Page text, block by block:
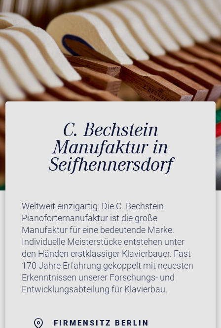
C. Bechstein
Manufaktur in
Seifhennersdorf
Weltweit einzigartig: Die C. Bechstein
Pianofortemanufaktur ist die große
Manufaktur für eine bedeutende Marke.
Individuelle Meisterstücke entstehen unter
den Händen erstklassiger Klavierbauer. Fast
170 Jahre Erfahrung gekoppelt mit neuesten
Erkenntnissen unserer Forschungs- und
Entwicklungsabteilung für Klavierbau.
FIRMENSITZ BERLIN